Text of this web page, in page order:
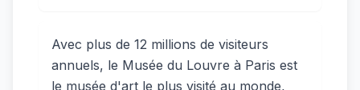
Avec plus de 12 millions de visiteurs
annuels, le Musée du Louvre à Paris est
le musée d'art le plus visité au monde,